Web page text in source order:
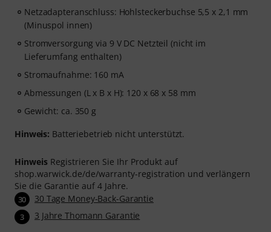
Netzadapteranschluss: Hohlsteckerbuchse 5,5 x 2,1 mm
(Minuspol innen)
Stromversorgung via 9 V DC Netzteil (nicht im
Lieferumfang enthalten)
Stromaufnahme: 160 mA
Abmessungen (L x B x H): 120 x 68 x 58 mm
Gewicht: ca. 350 g
Hinweis: Batteriebetrieb nicht unterstützt.
Hinweis Registrieren Sie Ihr Produkt auf
shop.warwick.de/de/warranty-registration und verlängern
Sie die Garantie auf 4 Jahre.
30 30 Tage Money-Back-Garantie
3 3 Jahre Thomann Garantie